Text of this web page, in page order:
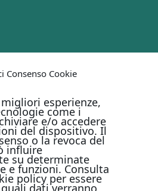
Consenso Cookie
esperienze,
come i
e/o accedere
del dispositivo. Il
o la revoca del
influire
su determinate
e funzioni. Consulta
policy per essere
dati verranno
CON